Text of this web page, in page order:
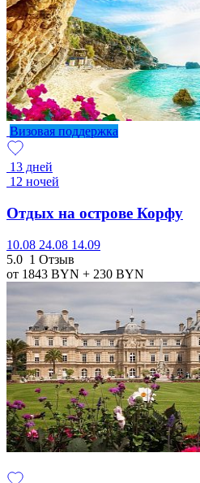
Визовая поддержка
13 дней
12 ночей
Отдых на острове Корфу
10.08 24.08 14.09
5.0 1 Отзыв
от 1843 BYN + 230 BYN